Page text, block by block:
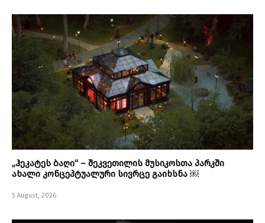
„ჰეკატეს ბაღი“ – შეკვეთილის მუსიკოსთა პარკში
ახალი კონცეპტუალური სივრცე გაიხსნა ￼
5 August, 2026